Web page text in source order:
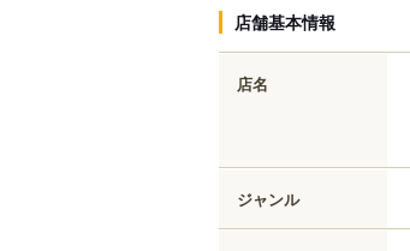
店舗基本情報
店名
ジャンル